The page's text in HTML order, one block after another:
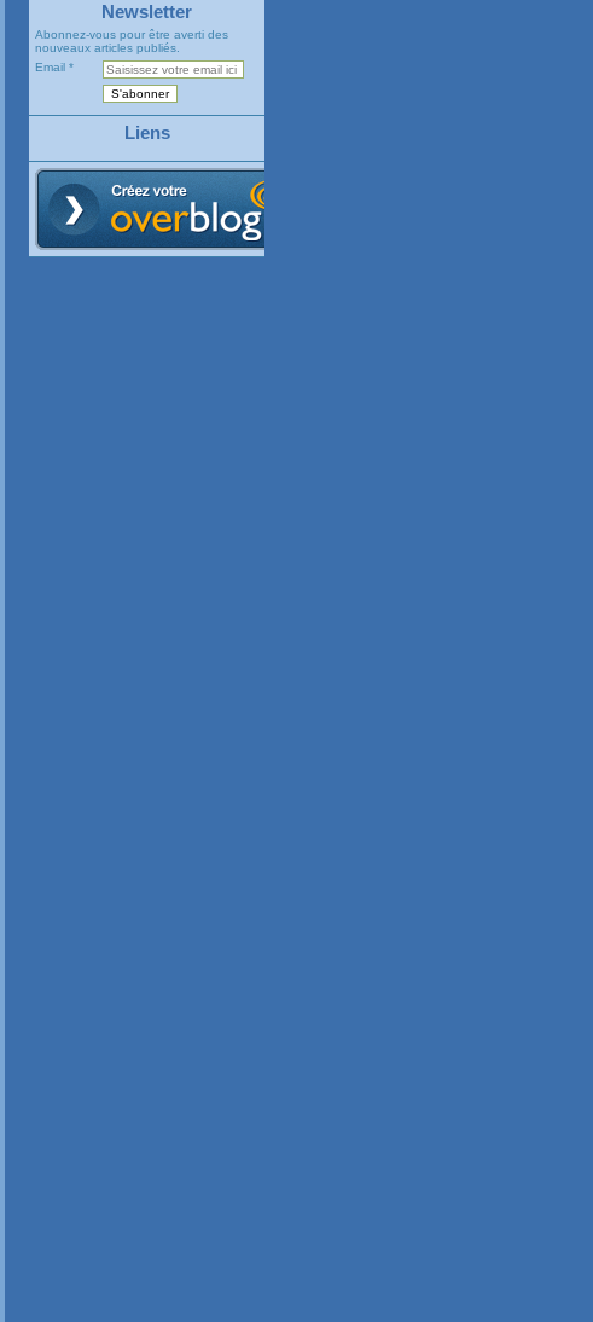
Newsletter
Abonnez-vous pour être averti des
nouveaux articles publiés.
Email
Liens